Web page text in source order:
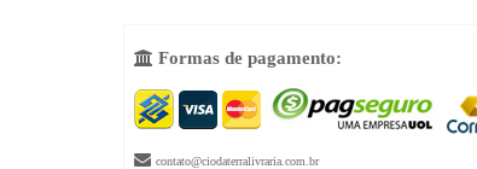
 Formas de pagamento:
 contato@ciodaterralivraria.com.br